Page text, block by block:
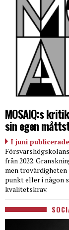
MOSAIQ:s
sin egen
I juni
från 2022.
men
punkt eller i någon
kvalitetskrav.